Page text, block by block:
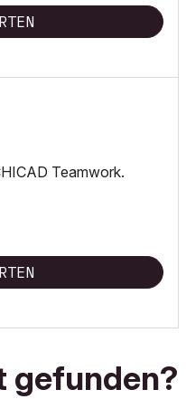
Teamwork.
gefunden?